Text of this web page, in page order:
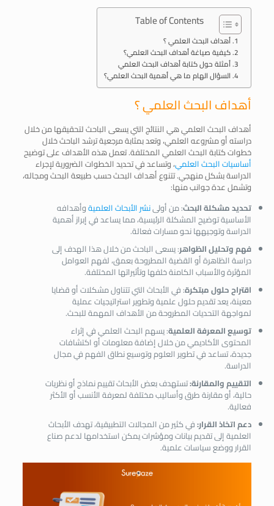
Table of Contents
أهداف البحث العلمي ؟
كيفية صياغة أهداف البحث العلمي؟
أمثلة حول كتابة أهداف البحث العلمي
السؤال الهام ما هي أهمية البحث العلمي؟
أهداف البحث العلمي ؟
أهداف البحث العلمي هي النتائج التي يسعى الباحث لتحقيقها من خلال
دراسته أو مشروعه العلمي، وتعد بمثابة مرجعية ترشد الباحث خلال
خطوات كتابة البحث العلمي المختلفة. تعمل هذه الأهداف على توضيح
أساسيات البحث العلمي، وتساعد في تحديد الخطوات الضرورية لإجراء
الدراسة بشكل منهجي. تتنوع أهداف البحث حسب طبيعة البحث ومجاله،
وتشمل عدة جوانب منها:
تحديد مشكلة البحث: من أولىنشر الأبحاث العلميةوأهدافه
الأساسية توضيح المشكلة الرئيسية، مما يساعد في إبراز أهمية
الدراسة وتوجيهها نحو مسارات فعالة.
فهم وتحليل الظواهر: يسعى الباحث من خلال هذا الهدف إلى
دراسة الظاهرة أو القضية المطروحة بعمق، لفهم العوامل
المؤثرة والأسباب الكامنة خلفها وتأثيراتها المختلفة.
اقتراح حلول مبتكرة: في الأبحاث التي تتناول مشكلات أو قضايا
معينة، يعد تقديم حلول علمية وتطوير استراتيجيات عملية
لمواجهة التحديات المطروحة من الأهداف المهمة للبحث.
توسيع المعرفة العلمية: يسهم البحث العلمي في إثراء
المحتوى الأكاديمي من خلال إضافة معلومات أو اكتشافات
جديدة، تساعد في تطوير العلوم وتوسيع نطاق الفهم في مجال
الدراسة.
التقييم والمقارنة:تستهدف بعض الأبحاث تقييم نماذج أو نظريات
حالية، أو مقارنة طرق وأساليب مختلفة لمعرفة الأنسب أو الأكثر
فعالية.
دعم اتخاذ القرار:في كثير من المجالات التطبيقية، تهدف الأبحاث
العلمية إلى تقديم بيانات ومؤشرات يمكن استخدامها لدعم صناع
القرار ووضع سياسات علمية.